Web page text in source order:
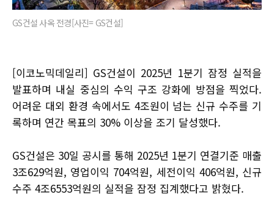
GS건설 사옥 전경[사진= GS건설]
[이코노믹데일리] GS건설이 2025년 1분기 잠정 실적을
발표하며 내실 중심의 수익 구조 강화에 방점을 찍었다.
어려운 대외 환경 속에서도 4조원이 넘는 신규 수주를 기
록하며 연간 목표의 30% 이상을 조기 달성했다.
GS건설은 30일 공시를 통해 2025년 1분기 연결기준 매출
3조629억원, 영업이익 704억원, 세전이익 406억원, 신규
수주 4조6553억원의 실적을 잠정 집계했다고 밝혔다.